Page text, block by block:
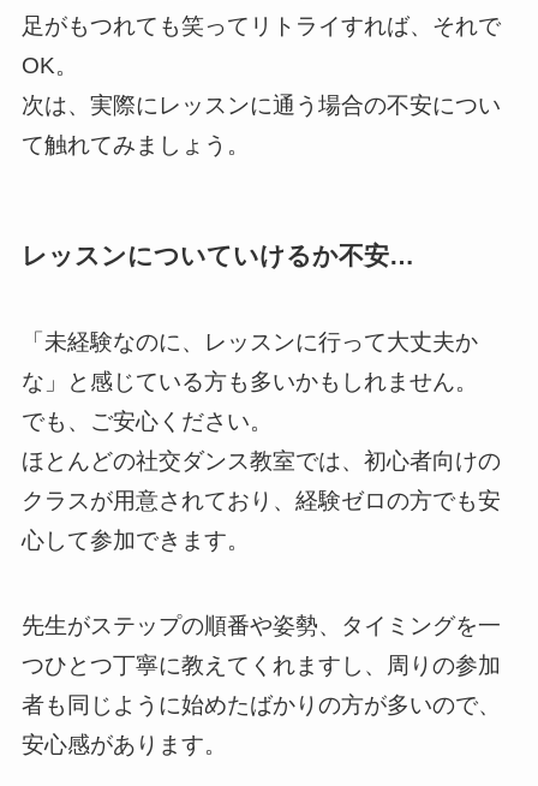
足がもつれても笑ってリトライすれば、それで
OK。
次は、実際にレッスンに通う場合の不安につい
て触れてみましょう。
レッスンについていけるか不安…
「未経験なのに、レッスンに行って大丈夫か
な」と感じている方も多いかもしれません。
でも、ご安心ください。
ほとんどの社交ダンス教室では、初心者向けの
クラスが用意されており、経験ゼロの方でも安
心して参加できます。
先生がステップの順番や姿勢、タイミングを一
つひとつ丁寧に教えてくれますし、周りの参加
者も同じように始めたばかりの方が多いので、
安心感があります。